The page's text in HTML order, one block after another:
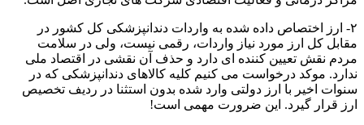
۲- ارز اختصاص داده شده به واردات دندانپزشکی کل کشور در
مقابل کل ارز مورد نیاز واردات، رقمی نیست، ولی در سلامت
مردم نقش تعیین کننده ای دارد و حذف آن نقشی در اقتصاد ملی
ندارد. موکد درخواست می کنیم کلیه کالاهای دندانپزشکی که در
سنوات اخیر با ارز دولتی وارد شده بدون استثنا در ردیف تخصیص
ارز قرار گیرد. این ضرورت مهمی است!